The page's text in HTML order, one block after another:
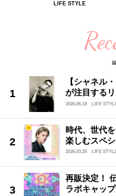
LIFE STYLE
【シャネル
が注目する
2026.06.18
LIFE
時代、世代
楽しむスペ
2026.03.26 LIFE
再販決定！
ラボキャッ